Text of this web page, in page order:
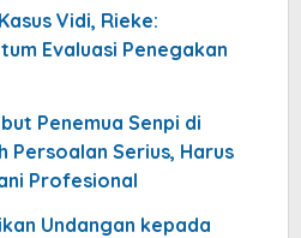
Vidi, Rieke:
Evaluasi Penegakan
Penemua Senpi di
Persoalan Serius, Harus
Profesional
Undangan kepada